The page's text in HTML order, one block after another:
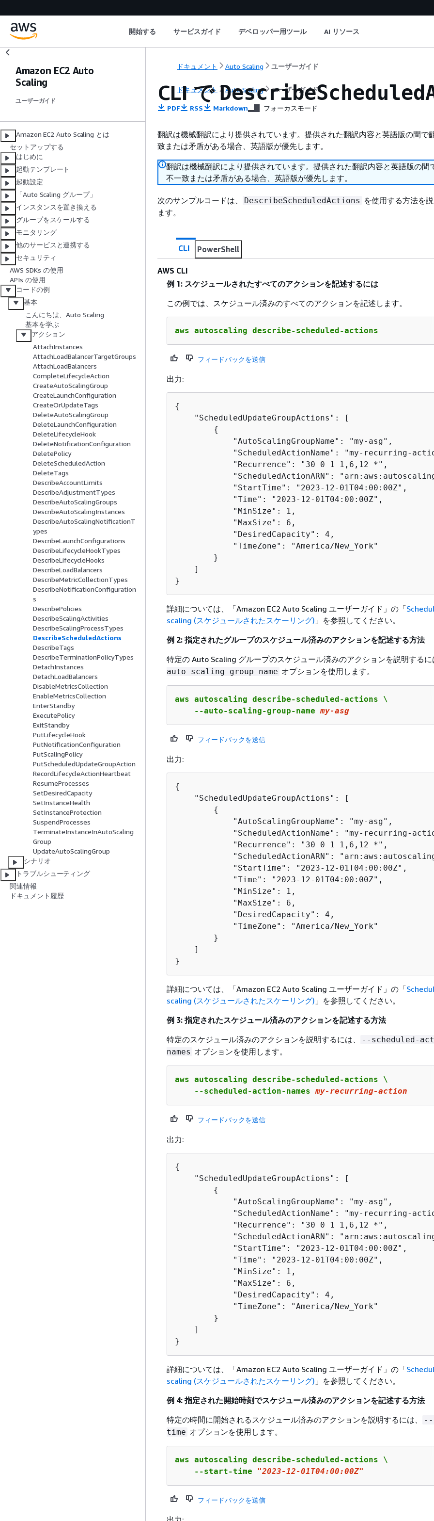
開始する サービスガイド デベロッパー用ツール AI リソース
Amazon EC2 Auto
Scaling
ユーザーガイド
Amazon EC2 Auto Scaling とは
セットアップする
はじめに
起動テンプレート
起動設定
「Auto Scaling グループ」
インスタンスを置き換える
グループをスケールする
モニタリング
他のサービスと連携する
セキュリティ
AWS SDKs の使用
APIs の使用
コードの例
基本
こんにちは、Auto Scaling
基本を学ぶ
アクション
AttachInstances
AttachLoadBalancerTargetGroups
AttachLoadBalancers
CompleteLifecycleAction
CreateAutoScalingGroup
CreateLaunchConfiguration
CreateOrUpdateTags
DeleteAutoScalingGroup
DeleteLaunchConfiguration
DeleteLifecycleHook
DeleteNotificationConfiguration
DeletePolicy
DeleteScheduledAction
DeleteTags
DescribeAccountLimits
DescribeAdjustmentTypes
DescribeAutoScalingGroups
DescribeAutoScalingInstances
DescribeAutoScalingNotificationT
ypes
DescribeLaunchConfigurations
DescribeLifecycleHookTypes
DescribeLifecycleHooks
DescribeLoadBalancers
DescribeMetricCollectionTypes
DescribeNotificationConfiguration
s
DescribePolicies
DescribeScalingActivities
DescribeScalingProcessTypes
DescribeScheduledActions
DescribeTags
DescribeTerminationPolicyTypes
DetachInstances
DetachLoadBalancers
DisableMetricsCollection
EnableMetricsCollection
EnterStandby
ExecutePolicy
ExitStandby
PutLifecycleHook
PutNotificationConfiguration
PutScalingPolicy
PutScheduledUpdateGroupAction
RecordLifecycleActionHeartbeat
ResumeProcesses
SetDesiredCapacity
SetInstanceHealth
SetInstanceProtection
SuspendProcesses
TerminateInstanceInAutoScaling
Group
UpdateAutoScalingGroup
シナリオ
トラブルシューティング
関連情報
ドキュメント履歴
ドキュメント Auto Scaling ユーザーガイド
ドキュメント Auto Scaling ユーザーガイド
CLI で
PDF RSS Markdown フォーカスモード
翻訳は機械翻訳により提供されています。提供された翻訳内容と英語版の間で
致または矛盾がある場合、英語版が優先します。
翻訳は機械翻訳により提供されています。提供された翻訳内容と英語版の間
不一致または矛盾がある場合、英語版が優先します。
次のサンプルコードは、 DescribeScheduledActions を使用する方法を
ます。
CLI PowerShell
AWS CLI
例 1: スケジュールされたすべてのアクションを記述するには
この例では、スケジュール済みのすべてのアクションを記述します。
aws autoscaling describe-scheduled-actions
フィードバックを送信
出力:
{
    "ScheduledUpdateGroupActions": [
{
            "AutoScalingGroupName": "my-asg",
"ScheduledActionName": "my-recurring-
            "Recurrence": "30 0 1 1,6,12 *",
"ScheduledActionARN":
            "StartTime": "2023-12-01T04:00:00Z",
            "Time": "2023-12-01T04:00:00Z",
            "MinSize": 1,
            "MaxSize": 6,
            "DesiredCapacity": 4,
            "TimeZone": "America/New_York"
        }
    ]
}
詳細については、「Amazon EC2 Auto Scaling ユーザーガイド」の「
scaling (スケジュールされたスケーリング) 」を参照してください。
例 2: 指定されたグループのスケジュール済みのアクションを記述する方法
特定の Auto Scaling グループのスケジュール済みのアクションを説明するに
auto-scaling-group-name オプションを使用します。
aws autoscaling describe-scheduled-actions \
    --auto-scaling-group-name
my-asg
フィードバックを送信
出力:
{
    "ScheduledUpdateGroupActions": [
{
            "AutoScalingGroupName": "my-asg",
"ScheduledActionName": "my-recurring-
            "Recurrence": "30 0 1 1,6,12 *",
"ScheduledActionARN":
            "StartTime": "2023-12-01T04:00:00Z",
            "Time": "2023-12-01T04:00:00Z",
            "MinSize": 1,
            "MaxSize": 6,
            "DesiredCapacity": 4,
            "TimeZone": "America/New_York"
        }
    ]
}
詳細については、「Amazon EC2 Auto Scaling ユーザーガイド」の「
scaling (スケジュールされたスケーリング) 」を参照してください。
例 3: 指定されたスケジュール済みのアクションを記述する方法
特定のスケジュール済みのアクションを説明するには、
--scheduled-
names オプションを使用します。
aws autoscaling describe-scheduled-actions \
    --scheduled-action-names
my-recurring-action
フィードバックを送信
出力:
{
    "ScheduledUpdateGroupActions": [
{
            "AutoScalingGroupName": "my-asg",
"ScheduledActionName": "my-recurring-
            "Recurrence": "30 0 1 1,6,12 *",
"ScheduledActionARN":
            "StartTime": "2023-12-01T04:00:00Z",
            "Time": "2023-12-01T04:00:00Z",
            "MinSize": 1,
            "MaxSize": 6,
            "DesiredCapacity": 4,
            "TimeZone": "America/New_York"
        }
    ]
}
詳細については、「Amazon EC2 Auto Scaling ユーザーガイド」の「
scaling (スケジュールされたスケーリング) 」を参照してください。
例 4: 指定された開始時刻でスケジュール済みのアクションを記述する方法
特定の時間に開始されるスケジュール済みのアクションを説明するには、
time オプションを使用します。
aws autoscaling describe-scheduled-actions \
    --start-time
"2023-12-01T04:00:00Z"
フィードバックを送信